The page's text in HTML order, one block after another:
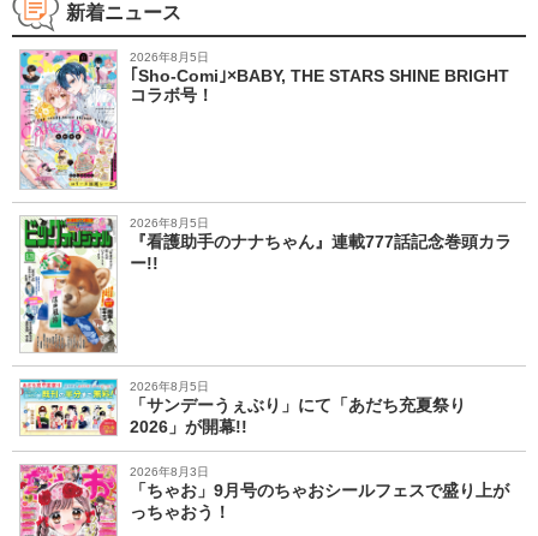
新着ニュース
2026年8月5日
｢Sho-Comi｣×BABY, THE STARS SHINE BRIGHT
コラボ号！
2026年8月5日
『看護助手のナナちゃん』連載777話記念巻頭カラ
ー!!
2026年8月5日
「サンデーうぇぶり」にて「あだち充夏祭り
2026」が開幕!!
2026年8月3日
「ちゃお」9月号のちゃおシールフェスで盛り上が
っちゃおう！